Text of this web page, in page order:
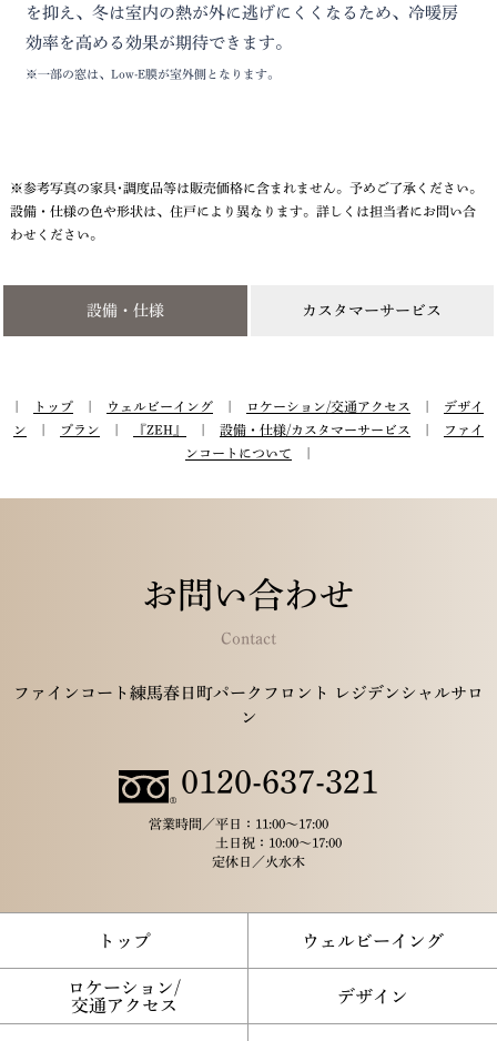
を抑え、冬は室内の熱が外に逃げにくくなるため、冷暖房
効率を高める効果が期待できます。
※一部の窓は、Low-E膜が室外側となります。
※参考写真の家具･調度品等は販売価格に含まれません。予めご了承ください。
設備・仕様の色や形状は、住戸により異なります。詳しくは担当者にお問い合
わせください。
設備・仕様 カスタマーサービス
トップ ウェルビーイング ロケーション/交通アクセス
デザイ
ン
プラン 『ZEH』 設備・仕様/カスタマーサービス
ファイ
ンコートについて
お問い合わせ
Contact
ファインコート練馬春日町パークフロント レジデンシャルサロ
ン
0120-637-321
営業時間／平日：11:00～17:00
土日祝：10:00～17:00
定休日／火水木
トップ ウェルビーイング
ロケーション/
交通アクセス
デザイン